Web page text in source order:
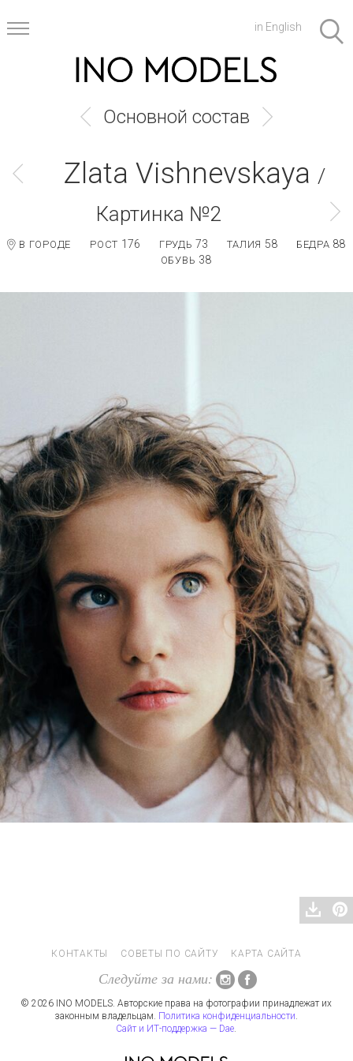
in English
Основной состав
Zlata Vishnevskaya /
Картинка №2
В ГОРОДЕ РОСТ 176 ГРУДЬ 73 ТАЛИЯ 58 БЕДРА 88
ОБУВЬ 38
КОНТАКТЫ СОВЕТЫ ПО САЙТУ КАРТА САЙТА
Следуйте за нами:
© 2026 INO MODELS. Авторские права на фотографии принадлежат их
законным владельцам. Политика конфиденциальности.
Сайт и ИТ-поддержка — Dae.